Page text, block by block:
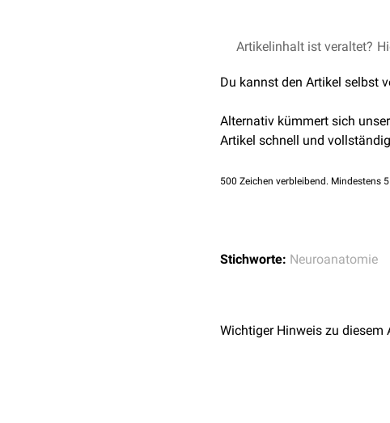
Artikelinhalt ist veraltet?
Du kannst den Artikel selbst
Alternativ kümmert sich
Artikel schnell und
500 Zeichen verbleibend. Mindestens
Stichworte: Neuroanatomie
Wichtiger Hinweis zu diesem